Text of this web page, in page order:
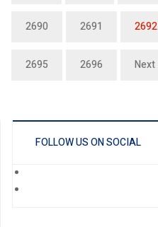
2690 2691 2692
2695 2696 Next
FOLLOW US ON SOCIAL